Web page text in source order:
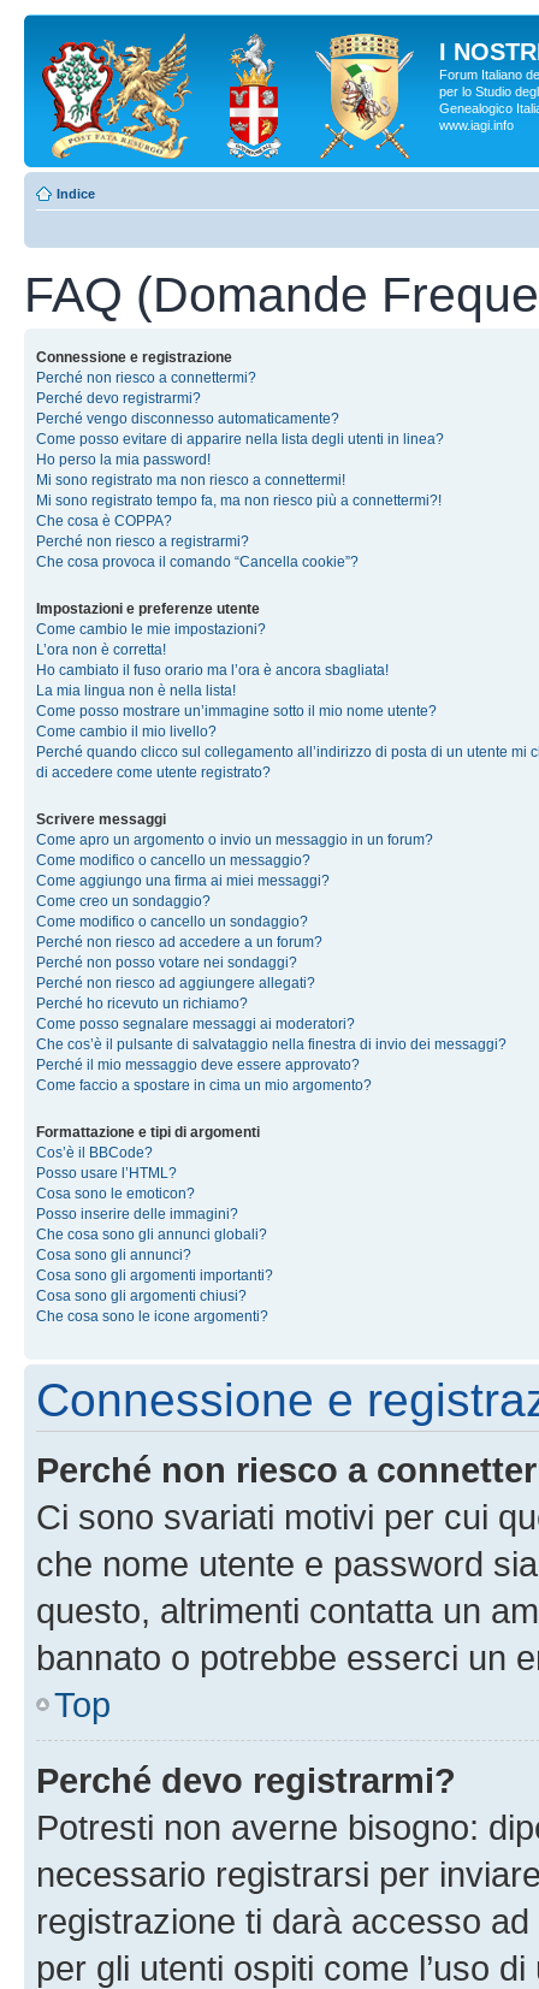
I
Forum Italiano
per lo Studio
Genealogico
www.iagi.info
Indice
FAQ (Domande
Connessione e registrazione
Perché non riesco a connettermi?
Perché devo registrarmi?
Perché vengo disconnesso automaticamente?
Come posso evitare di apparire nella lista degli utenti in linea?
Ho perso la mia password!
Mi sono registrato ma non riesco a connettermi!
Mi sono registrato tempo fa, ma non riesco più a connettermi?!
Che cosa è COPPA?
Perché non riesco a registrarmi?
Che cosa provoca il comando “Cancella cookie”?
Impostazioni e preferenze utente
Come cambio le mie impostazioni?
L’ora non è corretta!
Ho cambiato il fuso orario ma l’ora è ancora sbagliata!
La mia lingua non è nella lista!
Come posso mostrare un’immagine sotto il mio nome utente?
Come cambio il mio livello?
Perché quando clicco sul collegamento all’indirizzo di posta di un utente mi
di accedere come utente registrato?
Scrivere messaggi
Come apro un argomento o invio un messaggio in un forum?
Come modifico o cancello un messaggio?
Come aggiungo una firma ai miei messaggi?
Come creo un sondaggio?
Come modifico o cancello un sondaggio?
Perché non riesco ad accedere a un forum?
Perché non posso votare nei sondaggi?
Perché non riesco ad aggiungere allegati?
Perché ho ricevuto un richiamo?
Come posso segnalare messaggi ai moderatori?
Che cos’è il pulsante di salvataggio nella finestra di invio dei messaggi?
Perché il mio messaggio deve essere approvato?
Come faccio a spostare in cima un mio argomento?
Formattazione e tipi di argomenti
Cos’è il BBCode?
Posso usare l’HTML?
Cosa sono le emoticon?
Posso inserire delle immagini?
Che cosa sono gli annunci globali?
Cosa sono gli annunci?
Cosa sono gli argomenti importanti?
Cosa sono gli argomenti chiusi?
Che cosa sono le icone argomenti?
Connessione e
Perché non riesco a
Ci sono svariati motivi per cui
che nome utente e password
questo, altrimenti contatta un
bannato o potrebbe esserci un
Top
Perché devo registrarmi?
Potresti non averne bisogno:
necessario registrarsi per
registrazione ti darà accesso
per gli utenti ospiti come l’uso